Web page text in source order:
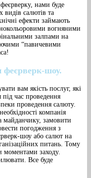
нами буде
видів салютів та
ефекти займають
вогняними
залпами на
“павичевими
феєрверк-шоу.
вам якість послуг, які
час проведення
проведення салюту.
компанія
майданчику, замовити
погодження з
шоу або салют на
питань. Тому
моментами заходу.
Все буде